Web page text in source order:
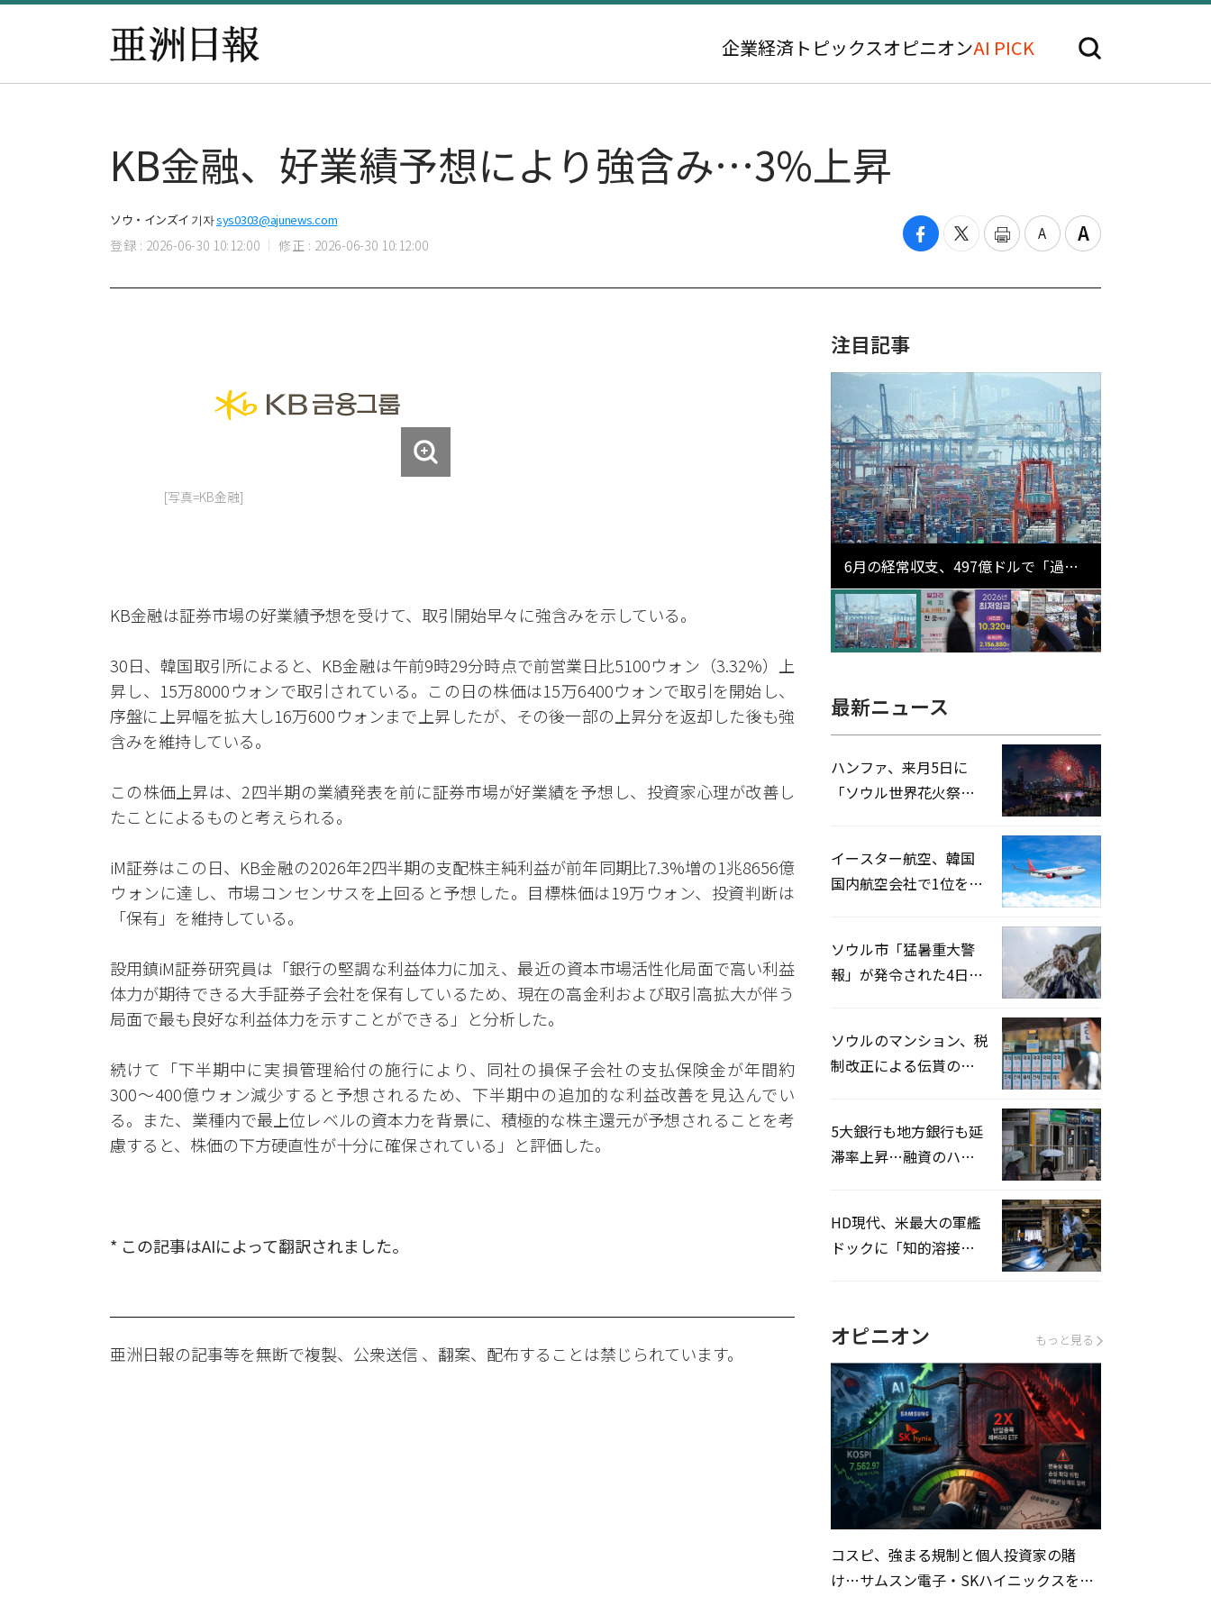
企業経済 トピックスオピニオンAI PICK
KB金融、好業績予想により強含み…3%上昇
ソウ・インズイ 기자sys0303@ajunews.com
登録 : 2026-06-30 10:12:00 修正 : 2026-06-30 10:12:00
[写真=KB金融]
KB金融は証券市場の好業績予想を受けて、取引開始早々に強含みを示している。
30日、韓国取引所によると、KB金融は午前9時29分時点で前営業日比5100ウォン（3.32%）上
昇し、15万8000ウォンで取引されている。この日の株価は15万6400ウォンで取引を開始し、
序盤に上昇幅を拡大し16万600ウォンまで上昇したが、その後一部の上昇分を返却した後も強
含みを維持している。
この株価上昇は、2四半期の業績発表を前に証券市場が好業績を予想し、投資家心理が改善し
たことによるものと考えられる。
iM証券はこの日、KB金融の2026年2四半期の支配株主純利益が前年同期比7.3%増の1兆8656億
ウォンに達し、市場コンセンサスを上回ると予想した。目標株価は19万ウォン、投資判断は
「保有」を維持している。
設用鎮iM証券研究員は「銀行の堅調な利益体力に加え、最近の資本市場活性化局面で高い利益
体力が期待できる大手証券子会社を保有しているため、現在の高金利および取引高拡大が伴う
局面で最も良好な利益体力を示すことができる」と分析した。
続けて「下半期中に実損管理給付の施行により、同社の損保子会社の支払保険金が年間約
300〜400億ウォン減少すると予想されるため、下半期中の追加的な利益改善を見込んでい
る。また、業種内で最上位レベルの資本力を背景に、積極的な株主還元が予想されることを考
慮すると、株価の下方硬直性が十分に確保されている」と評価した。
* この記事はAIによって翻訳されました。
亜洲日報の記事等を無断で複製、公衆送信 、翻案、配布することは禁じられています。
注目記事
6月の経常収支、497億ドルで「過去
最大」…輸出が初の1000億ドル突破
最新ニュース
ハンファ、来月5日に
「ソウル世界花火祭り
イースター航空、韓国
国内航空会社で1位を記
ソウル市「猛暑重大警
報」が発令された4日、
ソウルのマンション、税
制改正による伝貰の月
5大銀行も地方銀行も延
滞率上昇…融資のハー
HD現代、米最大の軍艦
ドックに「知的溶接」
オピニオン もっと見る
コスピ、強まる規制と個人投資家の賭
け…サムスン電子・SKハイニックスを巡